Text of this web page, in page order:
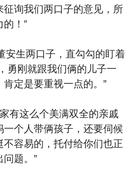
征询我们两口子的意见，所
的！”
生两口子，直勾勾的盯着
勇刚就跟我们俩的儿子一
定是要重视一点的。”
有这么个美满双全的亲戚
个人带俩孩子，还要伺候
容易的，托付给你们也正
题。”